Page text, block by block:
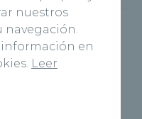
nuestros
navegación.
información en
Leer